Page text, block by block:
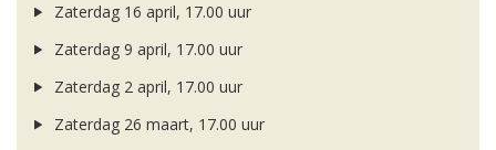
Zaterdag 16 april, 17.00 uur
Zaterdag 9 april, 17.00 uur
Zaterdag 2 april, 17.00 uur
Zaterdag 26 maart, 17.00 uur